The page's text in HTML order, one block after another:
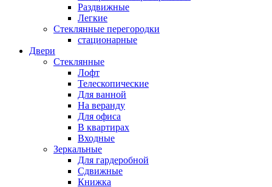
Раздвижные
Легкие
Стеклянные перегородки
стационарные
Двери
Стеклянные
Лофт
Телескопические
Для ванной
На веранду
Для офиса
В квартирах
Входные
Зеркальные
Для гардеробной
Сдвижные
Книжка